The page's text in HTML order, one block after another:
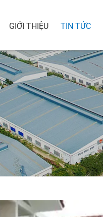
GIỚI THIỆU TIN TỨC